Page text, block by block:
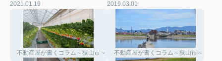
2021.01.19 2019.03.01
不動産屋が書くコラム～狭山市～ 不動産屋が書くコラム～狭山市～